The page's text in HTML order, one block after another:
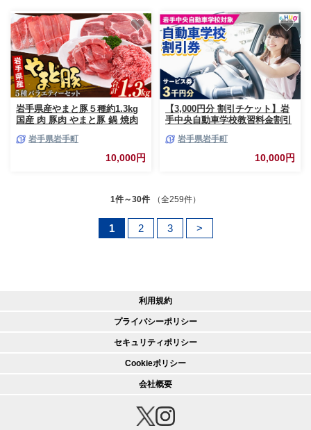
岩手県産やまと豚５種約1.3kg
国産 肉 豚肉 やまと豚 鍋 焼肉
ライス ひき肉 とんかつ 生姜焼
き 焼肉用 真空パック 小分け 冷
岩手県岩手町
10,000円
【3,000円分 割引チケット】岩
手中央自動車学校教習料金割引
引クーポン 利用券 サービス券
普通免許 特殊車両等自動車 自
動車教習所 運転免許 免許取得
岩手県岩手町
10,000円
1件～30件 （全259件）
1 2 3 >
利用規約
プライバシーポリシー
セキュリティポリシー
Cookieポリシー
会社概要